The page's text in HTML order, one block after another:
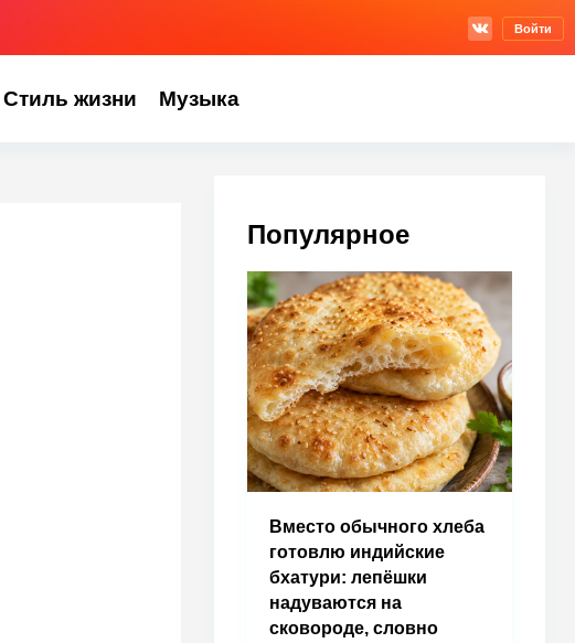
Войти
Стиль жизни Музыка
Популярное
Вместо обычного хлеба
готовлю индийские
бхатури: лепёшки
надуваются на
сковороде, словно